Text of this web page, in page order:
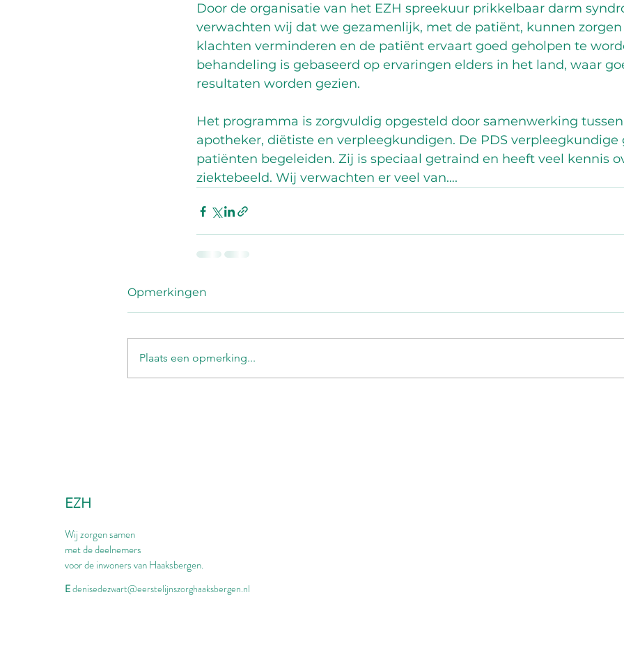
Door de organisatie van het EZH spreekuur prikkelbaar darm
verwachten wij dat we gezamenlijk, met de patiënt, kunnen
klachten verminderen en de patiënt ervaart goed geholpen te
behandeling is gebaseerd op ervaringen elders in het land, waar
resultaten worden gezien.
Het programma is zorgvuldig opgesteld door samenwerking
apotheker, diëtiste en verpleegkundigen. De PDS verpleegkundige
patiënten begeleiden. Zij is speciaal getraind en heeft veel kennis
ziektebeeld. Wij verwachten er veel van….
Opmerkingen
Plaats een opmerking...
EZH
Wij zorgen samen
met de deelnemers
voor de inwoners van Haaksbergen.
Edenisedezwart@eerstelijnszorghaaksbergen.nl